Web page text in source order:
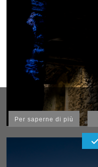
Per saperne di più